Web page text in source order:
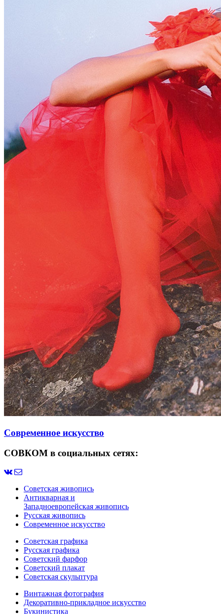
Современное искусство
СОВКОМ в социальных сетях:
Советская живопись
Антикварная и
Западноевропейская живопись
Русская живопись
Современное искусство
Советская графика
Русская графика
Советский фарфор
Советский плакат
Советская скульптура
Винтажная фотография
Декоративно-прикладное искусство
Букинистика